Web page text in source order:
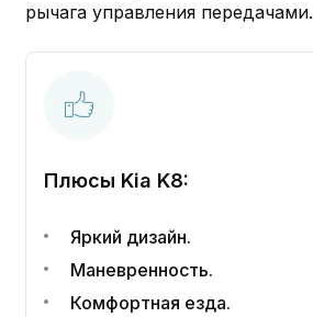
рычага управления передачами.
Плюсы Kia K8:
Яркий дизайн.
Маневренность.
Комфортная езда.